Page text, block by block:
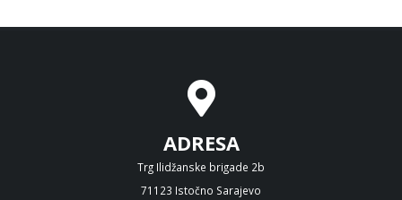
ADRESA
Trg Ilidžanske brigade 2b
71123 Istočno Sarajevo